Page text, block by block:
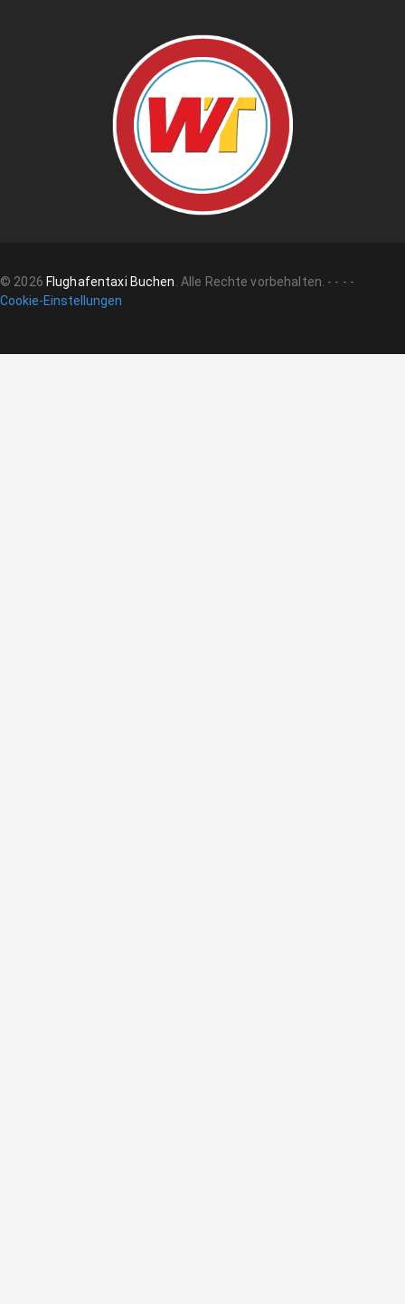
© 2026 Flughafentaxi Buchen. Alle Rechte vorbehalten. - - - -
Cookie-Einstellungen